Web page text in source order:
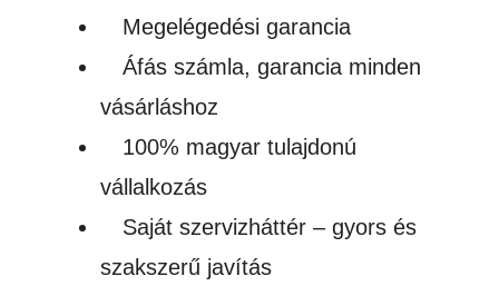
Megelégedési garancia
Áfás számla, garancia minden
vásárláshoz
100% magyar tulajdonú
vállalkozás
Saját szervizháttér – gyors és
szakszerű javítás